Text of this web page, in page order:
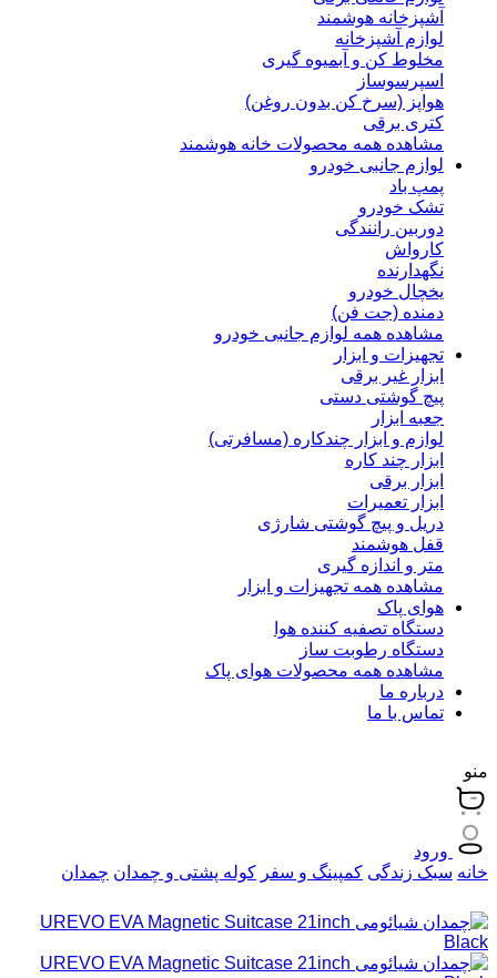
آشپزخانه هوشمند
لوازم آشپزخانه
مخلوط کن و آبمیوه گیری
اسپرسوساز
هواپز (سرخ کن بدون روغن)
کتری برقی
مشاهده همه محصولات خانه هوشمند
لوازم جانبی خودرو
پمپ باد
تشک خودرو
دوربین رانندگی
کارواش
نگهدارنده
یخچال خودرو
دمنده (جت فن)
مشاهده همه لوازم جانبی خودرو
تجهیزات و ابزار
ابزار غیر برقی
پیچ گوشتی دستی
جعبه ابزار
لوازم و ابزار چندکاره (مسافرتی)
ابزار چند کاره
ابزار برقی
ابزار تعمیرات
دریل و پیچ گوشتی شارژی
قفل هوشمند
متر و اندازه گیری
مشاهده همه تجهیزات و ابزار
هوای پاک
دستگاه تصفیه کننده هوا
دستگاه رطوبت ساز
مشاهده همه محصولات هوای پاک
درباره ما
تماس با ما
منو
ورود
خانه سبک زندگی کمپینگ و سفر کوله پشتی و چمدان چمدان